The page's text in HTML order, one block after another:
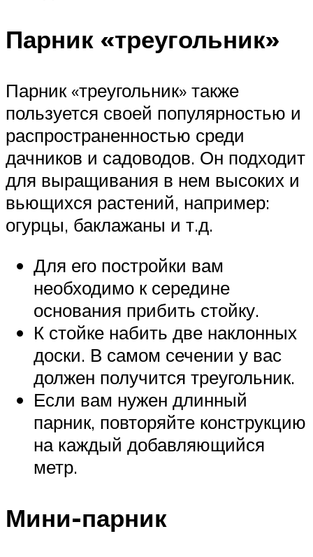
Парник «треугольник»
Парник «треугольник» также
пользуется своей популярностью и
распространенностью среди
дачников и садоводов. Он подходит
для выращивания в нем высоких и
вьющихся растений, например:
огурцы, баклажаны и т.д.
Для его постройки вам
необходимо к середине
основания прибить стойку.
К стойке набить две наклонных
доски. В самом сечении у вас
должен получится треугольник.
Если вам нужен длинный
парник, повторяйте конструкцию
на каждый добавляющийся
метр.
Мини-парник